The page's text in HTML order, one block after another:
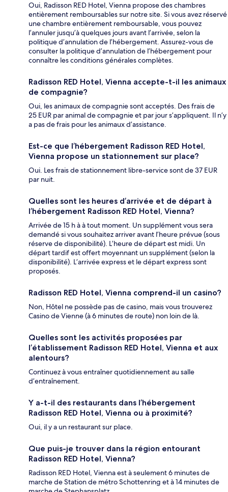
Oui, Radisson RED Hotel, Vienna propose des chambres
entièrement remboursables sur notre site. Si vous avez réservé
une chambre entièrement remboursable, vous pouvez
l’annuler jusqu’à quelques jours avant l’arrivée, selon la
politique d’annulation de l’hébergement. Assurez-vous de
consulter la politique d’annulation de l’hébergement pour
connaître les conditions générales complètes.
Radisson RED Hotel, Vienna accepte-t-il les animaux
de compagnie?
Oui, les animaux de compagnie sont acceptés. Des frais de
25 EUR par animal de compagnie et par jour s’appliquent. Il n’y
a pas de frais pour les animaux d’assistance.
Est-ce que l’hébergement Radisson RED Hotel,
Vienna propose un stationnement sur place?
Oui. Les frais de stationnement libre-service sont de 37 EUR
par nuit.
Quelles sont les heures d’arrivée et de départ à
l’hébergement Radisson RED Hotel, Vienna?
Arrivée de 15 h à à tout moment. Un supplément vous sera
demandé si vous souhaitez arriver avant l’heure prévue (sous
réserve de disponibilité). L’heure de départ est midi. Un
départ tardif est offert moyennant un supplément (selon la
disponibilité). L’arrivée express et le départ express sont
proposés.
Radisson RED Hotel, Vienna comprend-il un casino?
Non, Hôtel ne possède pas de casino, mais vous trouverez
Casino de Vienne (à 6 minutes de route) non loin de là.
Quelles sont les activités proposées par
l’établissement Radisson RED Hotel, Vienna et aux
alentours?
Continuez à vous entraîner quotidiennement au salle
d’entraînement.
Y a-t-il des restaurants dans l’hébergement
Radisson RED Hotel, Vienna ou à proximité?
Oui, il y a un restaurant sur place.
Que puis-je trouver dans la région entourant
Radisson RED Hotel, Vienna?
Radisson RED Hotel, Vienna est à seulement 6 minutes de
marche de Station de métro Schottenring et à 14 minutes de